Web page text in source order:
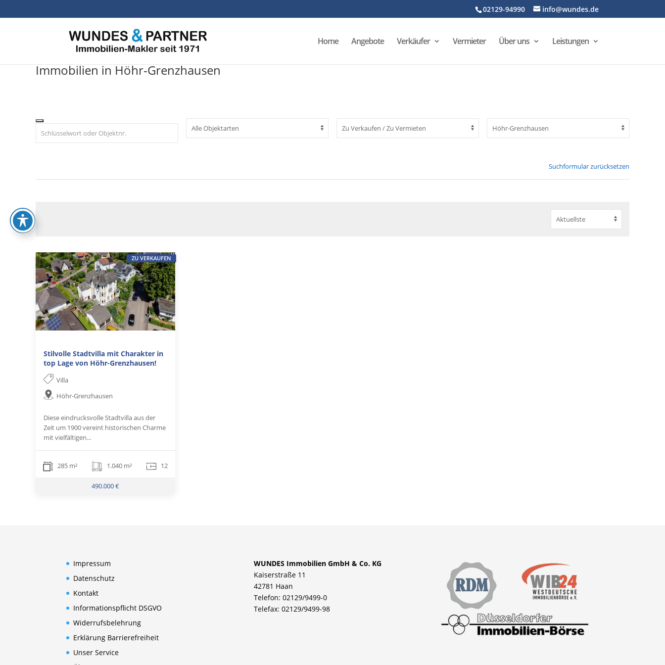
02129-94990 info@wundes.de
Home Angebote Verkäufer Vermieter Über uns Leistungen
Immobilien in Höhr-Grenzhausen
Suchformular zurücksetzen
Stilvolle Stadtvilla mit Charakter in
top Lage von Höhr-Grenzhausen!
Villa
Höhr-Grenzhausen
Diese eindrucksvolle Stadtvilla aus der
Zeit um 1900 vereint historischen Charme
mit vielfältigen...
285 m² 1.040 m² 12
490.000 €
ZU VERKAUFEN
Impressum
Datenschutz
Kontakt
Informationspflicht DSGVO
Widerrufsbelehrung
Erklärung Barrierefreiheit
Unser Service
WUNDES Immobilien GmbH & Co. KG
Kaiserstraße 11
42781 Haan
Telefon: 02129/9499-0
Telefax: 02129/9499-98